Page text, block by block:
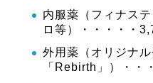
内服薬（フィナス
ロ等）・・・・・
外用薬（オリジナ
「Rebirth」）・・